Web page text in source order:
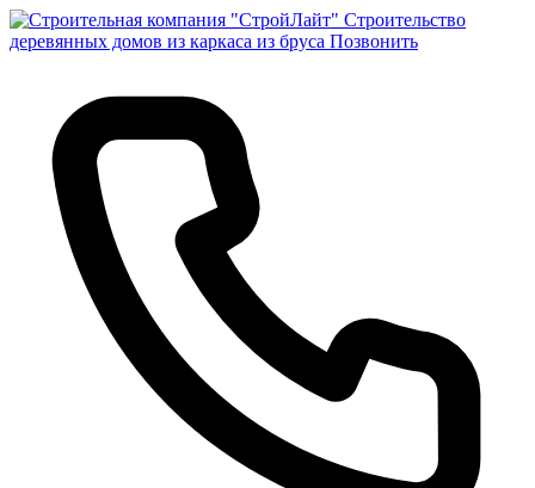
Строительство
деревянных домов из каркаса из бруса Позвонить